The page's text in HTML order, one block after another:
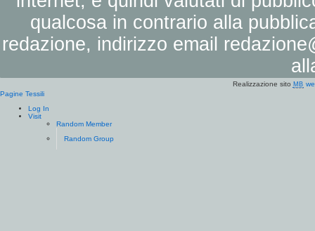
qualcosa in contrario alla
redazione, indirizzo email
Realizzazione sito MB
Pagine Tessili
Log In
Visit
Random Member
Random Group